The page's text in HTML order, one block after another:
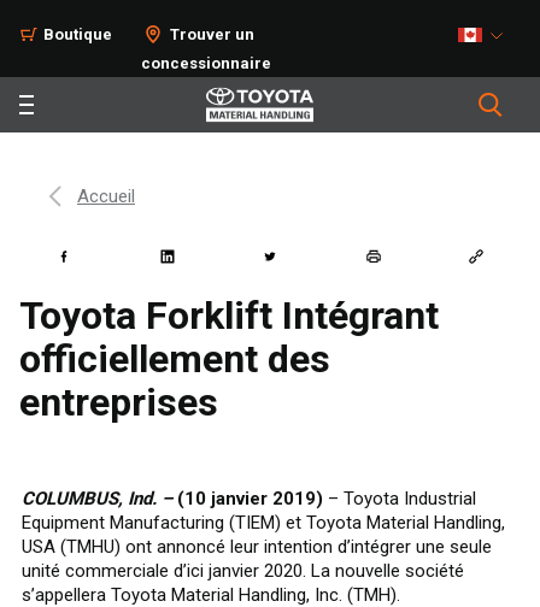
Boutique
Trouver un
concessionnaire
Accueil
Toyota Forklift Intégrant
officiellement des
entreprises
COLUMBUS, Ind. – (10 janvier 2019) – Toyota Industrial
Equipment Manufacturing (TIEM) et Toyota Material Handling,
USA (TMHU) ont annoncé leur intention d’intégrer une seule
unité commerciale d’ici janvier 2020. La nouvelle société
s’appellera Toyota Material Handling, Inc. (TMH).